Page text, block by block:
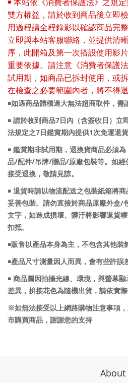
￭ 本站依《消費者保護法》之規
雙方權益，請於收到商品後立即
用過程請全程錄影以確認商品完
立即與本站客服聯絡，並提供清
序，此開箱及第一次搭設使用影
重要依據。請注意《消費者保護
試用期，如商品已拆封使用，或
在檢查之必要範圍內者，將不得退
￭如遇商品體積過大無法超商取件，需
￭ 請於收到商品7 日內（含簽收日）立
法規定之7 日鑑賞期內提供1次免運退貨
￭ 鑑賞期非試用期，退換貨商品必須
品/配件/吊牌/贈品/原廠包裝等。如
接受退換，敬請見諒。
￭ 退貨時請以物流配送之包裝紙箱將
妥善包裝。請勿直接於商品原廠外盒/
文字，如造成損壞、髒汙將影響退貨
扣抵。
￭販售以產品本身為主，不包含其他裝
￭產品尺寸測量因人而異，會有些許誤
￭ 商品圖因拍攝光線、環境，與螢幕
差異，拚接花色為隨機出貨，請依實際
※如無法接受以上網路購物注意事項
市購買商品，謝謝您的支持
About